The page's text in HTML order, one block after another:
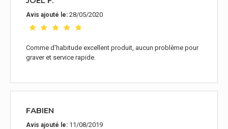
Avis ajouté le: 28/05/2020
Comme d'habitude excellent produit, aucun problème pour
graver et service rapide.
FABIEN
Avis ajouté le: 11/08/2019